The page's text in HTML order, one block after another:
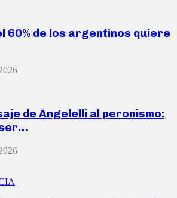
60% de los argentinos quiere
de Angelelli al peronismo:
ser…